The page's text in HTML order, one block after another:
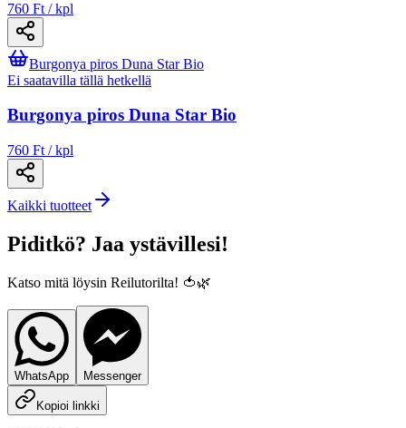
760 Ft / kpl
Burgonya piros Duna Star Bio
Ei saatavilla tällä hetkellä
Burgonya piros Duna Star Bio
760 Ft / kpl
Kaikki tuotteet
Piditkö? Jaa ystävillesi!
Katso mitä löysin Reilutorilta! 🍅🌿
WhatsApp Messenger
Kopioi linkki